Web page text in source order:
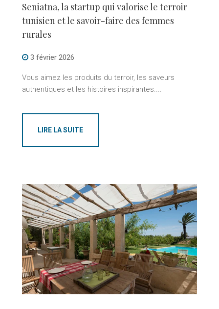
Seniatna, la startup qui valorise le terroir
tunisien et le savoir-faire des femmes
rurales
3 février 2026
Vous aimez les produits du terroir, les saveurs
authentiques et les histoires inspirantes....
LIRE LA SUITE